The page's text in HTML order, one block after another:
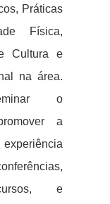
Práticas
Física,
Cultura e
na área.
o
a
e